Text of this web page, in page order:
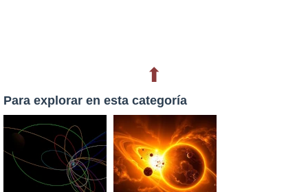
⬆
Para explorar en esta categoría